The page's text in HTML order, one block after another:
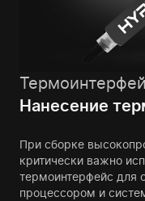
Нанесение
При сборке
критически важно
термоинтерфейс для
процессором и